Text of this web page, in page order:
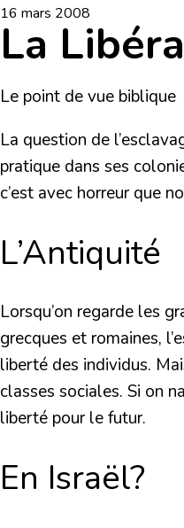
16 mars 2008
La
Le point de vue biblique
La question de
pratique dans ses
c’est avec horreur que
L’Antiquité
Lorsqu’on regarde les
grecques et romaines,
liberté des individus.
classes sociales. Si on
liberté pour le futur.
En Israël?